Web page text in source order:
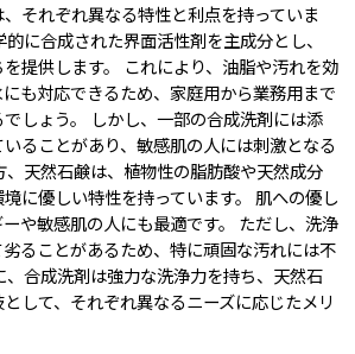
それぞれ異なる特性と利点を持っていま
に合成された界面活性剤を主成分とし、
提供します。 これにより、油脂や汚れを効
も対応できるため、家庭用から業務用まで
しょう。 しかし、一部の合成洗剤には添
ることがあり、敏感肌の人には刺激となる
、天然石鹸は、植物性の脂肪酸や天然成分
に優しい特性を持っています。 肌への優し
や敏感肌の人にも最適です。 ただし、洗浄
ることがあるため、特に頑固な汚れには不
、合成洗剤は強力な洗浄力を持ち、天然石
して、それぞれ異なるニーズに応じたメリ